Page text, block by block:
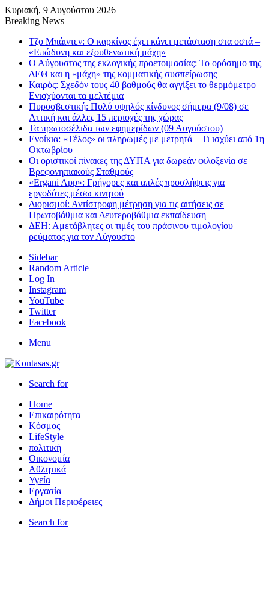
Κυριακή, 9 Αυγούστου 2026
Breaking News
Τζο Μπάιντεν: Ο καρκίνος έχει κάνει μετάσταση στα οστά –
«Επώδυνη και εξουθενωτική μάχη»
Ο Αύγουστος της εκλογικής προετοιμασίας: Το ορόσημο της
ΔΕΘ και η «μάχη» της κομματικής συσπείρωσης
Καιρός: Σχεδόν τους 40 βαθμούς θα αγγίξει το θερμόμετρο –
Ενισχύονται τα μελτέμια
Πυροσβεστική: Πολύ υψηλός κίνδυνος σήμερα (9/08) σε
Αττική και άλλες 15 περιοχές της χώρας
Τα πρωτοσέλιδα των εφημερίδων (09 Αυγούστου)
Ενοίκια: «Τέλος» οι πληρωμές με μετρητά – Τι ισχύει από 1η
Οκτωβρίου
Οι οριστικοί πίνακες της ΔΥΠΑ για δωρεάν φιλοξενία σε
Βρεφονηπιακούς Σταθμούς
«Ergani App»: Γρήγορες και απλές προσλήψεις για
εργοδότες μέσω κινητού
Διορισμοί: Αντίστροφη μέτρηση για τις αιτήσεις σε
Πρωτοβάθμια και Δευτεροβάθμια εκπαίδευση
ΔΕΗ: Αμετάβλητες οι τιμές του πράσινου τιμολογίου
ρεύματος για τον Αύγουστο
Sidebar
Random Article
Log In
Instagram
YouTube
Twitter
Facebook
Menu
Search for
Home
Επικαιρότητα
Κόσμος
LifeStyle
πολιτική
Οικονομία
Αθλητικά
Υγεία
Εργασία
Δήμοι Περιφέρειες
Search for